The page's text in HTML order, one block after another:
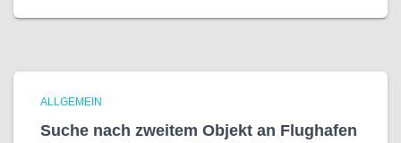
ALLGEMEIN
Suche nach zweitem Objekt an Flughafen